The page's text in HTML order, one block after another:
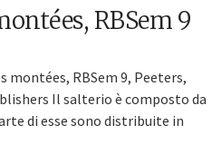
RBSem 9
montées, RBSem 9, Peeters,
Il salterio è composto da
di esse sono distribuite in